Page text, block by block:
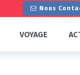
Nous
VOYAGE